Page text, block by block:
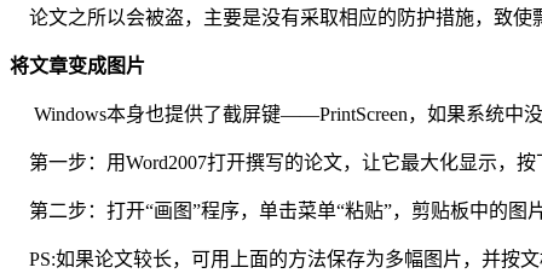
论文之所以会被盗，主要是没有采取相应的防护措施，致
将文章变成图片
Windows本身也提供了截屏键——PrintScreen，如果系统中
第一步：用Word2007打开撰写的论文，让它最大化显示，按
第二步：打开“画图”程序，单击菜单“粘贴”，剪贴板中的图
PS:如果论文较长，可用上面的方法保存为多幅图片，并按